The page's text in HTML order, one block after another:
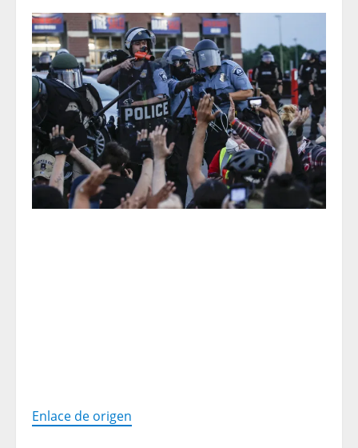
Enlace de origen